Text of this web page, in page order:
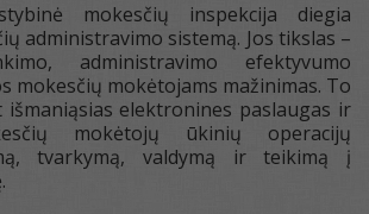
mokesčių inspekcija diegia
administravimo sistemą. Jos tikslas –
administravimo efektyvumo
mokesčių mokėtojams mažinimas. To
išmaniąsias elektronines paslaugas ir
mokėtojų ūkinių operacijų
tvarkymą, valdymą ir teikimą į